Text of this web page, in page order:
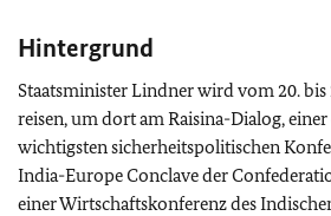
Hintergrund
Staatsminister Lindner wird vom 20. bis
reisen, um dort am Raisina-Dialog,
wichtigsten sicherheitspolitischen
India-Europe Conclave der
einer Wirtschaftskonferenz des